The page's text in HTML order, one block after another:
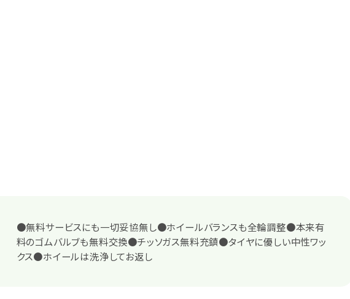
●無料サービスにも一切妥協無し●ホイールバランスも全輪調整●本来有
料のゴムバルブも無料交換●チッソガス無料充鎮●タイヤに優しい中性ワッ
クス●ホイールは洗浄してお返し